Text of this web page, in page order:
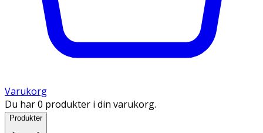
Varukorg
Du har 0 produkter i din varukorg.
Produkter